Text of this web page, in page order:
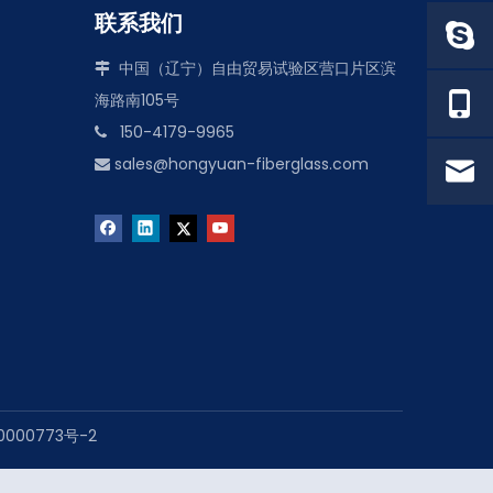
联系我们
 中国（辽宁）自由贸易试验区营口片区滨
海路南105号
 150-4179-9965
 sales@hongyuan-fiberglass.com
号-2